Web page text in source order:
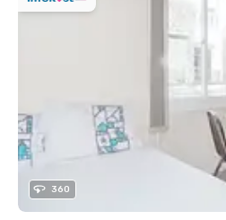
360